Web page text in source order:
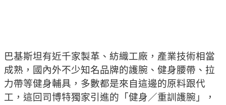
巴基斯坦有近千家製革、紡織工廠，產業技術相當
成熟，國內外不少知名品牌的護腕、健身腰帶、拉
力帶等健身輔具，多數都是來自這邊的原料跟代
工，這回司博特獨家引進的「健身／重訓護腕」，